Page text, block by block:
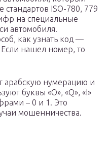
стандартов ISO-780, 779
на специальные
автомобиля.
как узнать код —
нашел номер, то
арабскую нумерацию и
буквы «O», «Q», «I»
– 0 и 1. Это
мошенничества.